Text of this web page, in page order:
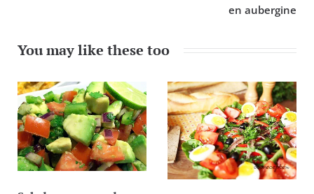
en aubergine
You may like these too